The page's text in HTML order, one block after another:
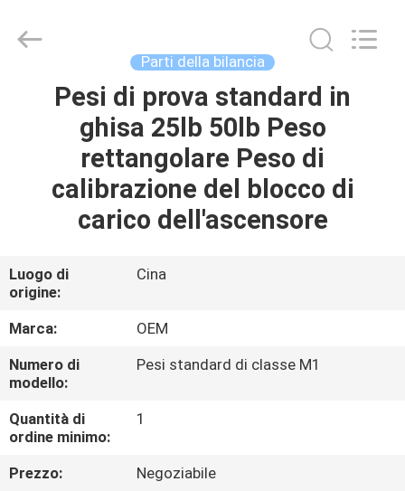
CASA.
PRODOTTI
SU
DI
NOI
VISITA
DELLA
FABBRICA
Co.,Limited.
Parti della bilancia
Pesi di prova standard in
ghisa 25lb 50lb Peso
rettangolare Peso di
calibrazione del blocco di
carico dell'ascensore
Luogo di
origine:
Cina
Marca:
OEM
Numero di
modello:
Pesi standard di classe M1
Quantità di
ordine minimo:
1
Prezzo:
Negoziabile